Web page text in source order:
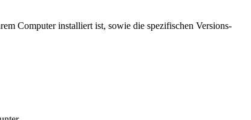
Computer installiert ist, sowie die spezifischen Versions-